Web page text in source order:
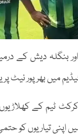
بنگلہ دیش کے
میں بھرپور
ٹیم کے
اپنی تیاریوں کو